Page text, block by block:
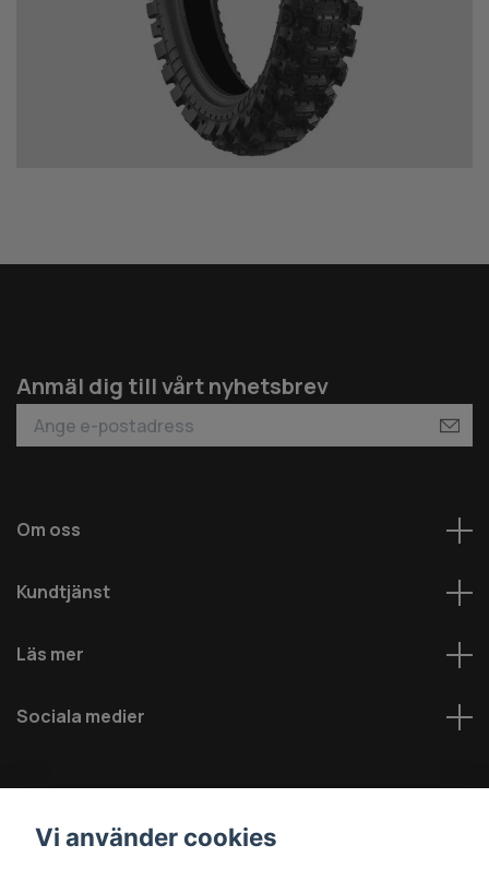
Anmäl dig till vårt nyhetsbrev
Om oss
Kundtjänst
Läs mer
Sociala medier
Vi använder cookies